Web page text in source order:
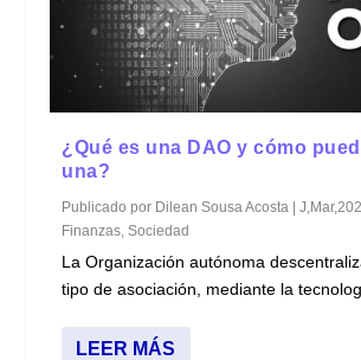
¿Qué es una DAO y cómo
una?
Publicado por Dilean Sousa Acosta |
Finanzas ,Sociedad
La Organización autónoma
tipo de asociación, mediante la
LEER MÁS